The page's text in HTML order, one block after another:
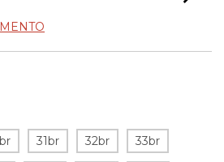
31br 32br 33br